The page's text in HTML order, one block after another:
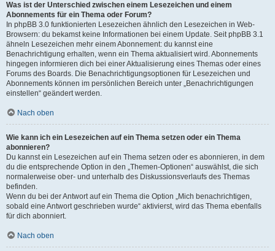
Was ist der Unterschied zwischen einem Lesezeichen und einem
Abonnements für ein Thema oder Forum?
In phpBB 3.0 funktionierten Lesezeichen ähnlich den Lesezeichen in Web-
Browsern: du bekamst keine Informationen bei einem Update. Seit phpBB 3.1
ähneln Lesezeichen mehr einem Abonnement: du kannst eine
Benachrichtigung erhalten, wenn ein Thema aktualisiert wird. Abonnements
hingegen informieren dich bei einer Aktualisierung eines Themas oder eines
Forums des Boards. Die Benachrichtigungsoptionen für Lesezeichen und
Abonnements können im persönlichen Bereich unter „Benachrichtigungen
einstellen“ geändert werden.
Nach oben
Wie kann ich ein Lesezeichen auf ein Thema setzen oder ein Thema
abonnieren?
Du kannst ein Lesezeichen auf ein Thema setzen oder es abonnieren, in dem
du die entsprechende Option in den „Themen-Optionen“ auswählst, die sich
normalerweise ober- und unterhalb des Diskussionsverlaufs des Themas
befinden.
Wenn du bei der Antwort auf ein Thema die Option „Mich benachrichtigen,
sobald eine Antwort geschrieben wurde“ aktivierst, wird das Thema ebenfalls
für dich abonniert.
Nach oben